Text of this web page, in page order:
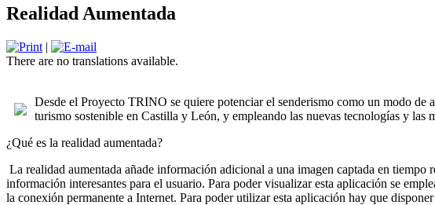
Realidad Aumentada
|
There are no translations available.
Desde el Proyecto TRINO se quiere potenciar el senderismo como un modo de
turismo sostenible en Castilla y León, y empleando las nuevas tecnologías y las
¿Qué es la realidad aumentada?
La realidad aumentada añade información adicional a una imagen captada en
información interesantes para el usuario. Para poder visualizar esta aplicación se
la conexión permanente a Internet. Para poder utilizar esta aplicación hay que